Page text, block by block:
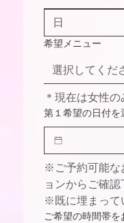
希望メニュー
＊現在は女性
第１希望の日付を
※ご予約可能な
ョンからご確認
※既に埋まって
ご希望の時間帯を